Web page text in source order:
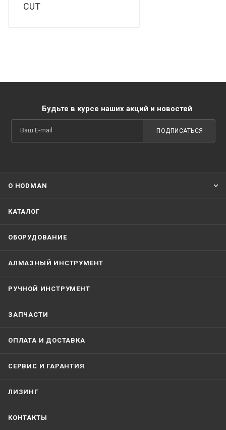
CUT
Будьте в курсе наших акций и новостей
ПОДПИСАТЬСЯ
О HODMAN
КАТАЛОГ
ОБОРУДОВАНИЕ
АЛМАЗНЫЙ ИНСТРУМЕНТ
РУЧНОЙ ИНСТРУМЕНТ
ЗАПЧАСТИ
ОПЛАТА И ДОСТАВКА
СЕРВИС И ГАРАНТИЯ
ЛИЗИНГ
КОНТАКТЫ